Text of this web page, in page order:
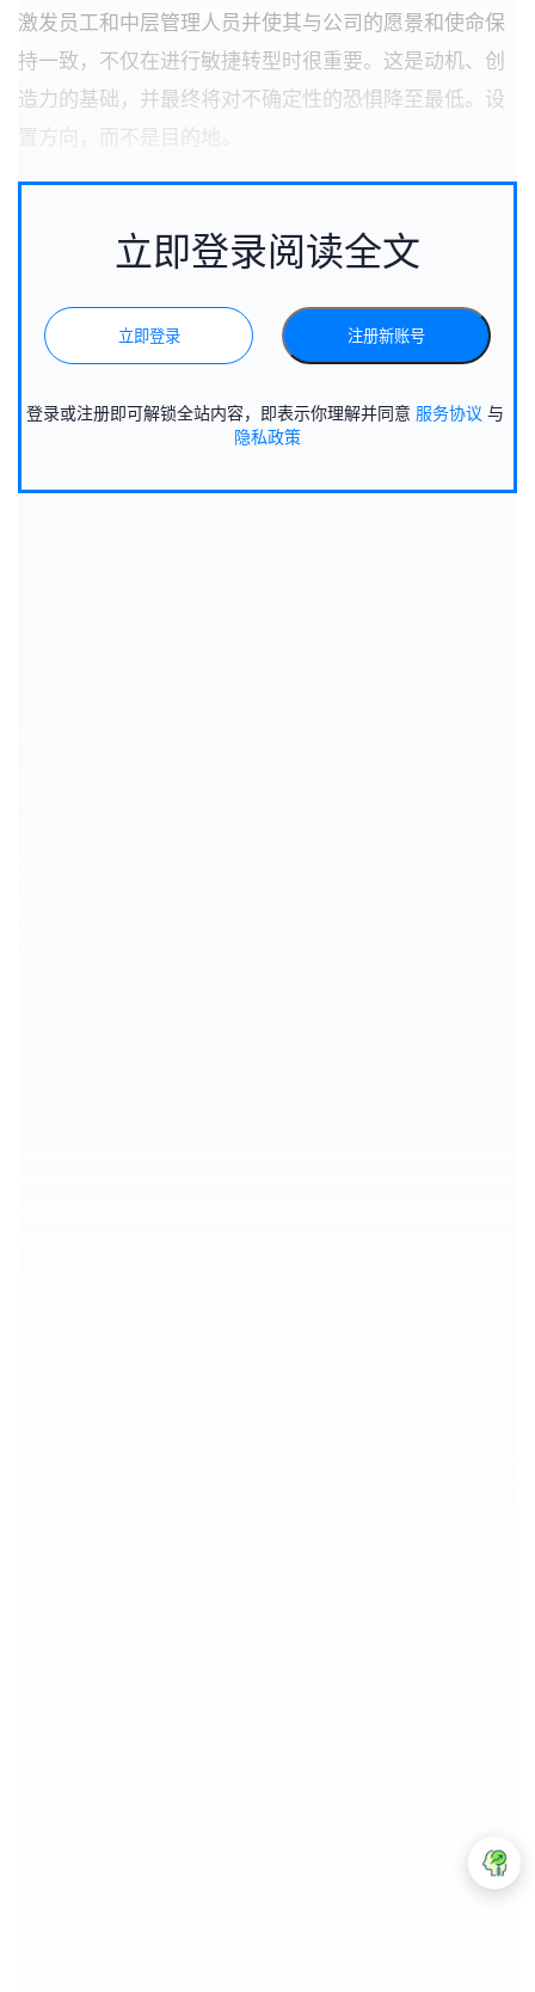
激发员工和中层管理人员并使其与公司的愿景和使命保
持一致，不仅在进行敏捷转型时很重要。这是动机、创
造力的基础，并最终将对不确定性的恐惧降至最低。设
置方向，而不是目的地。
立即登录阅读全文
立即登录 注册新账号
登录或注册即可解锁全站内容，即表示你理解并同意 服务协议 与
隐私政策